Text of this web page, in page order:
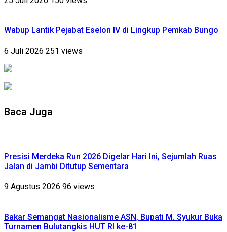
Wabup Lantik Pejabat Eselon IV di Lingkup Pemkab Bungo
6 Juli 2026 251 views
Baca Juga
Presisi Merdeka Run 2026 Digelar Hari Ini, Sejumlah Ruas
Jalan di Jambi Ditutup Sementara
9 Agustus 2026 96 views
Bakar Semangat Nasionalisme ASN, Bupati M. Syukur Buka
Turnamen Bulutangkis HUT RI ke-81